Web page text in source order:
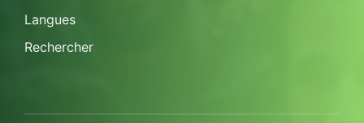
Langues
Rechercher